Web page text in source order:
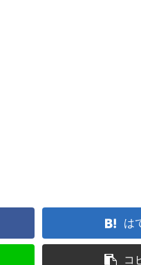
は
コ